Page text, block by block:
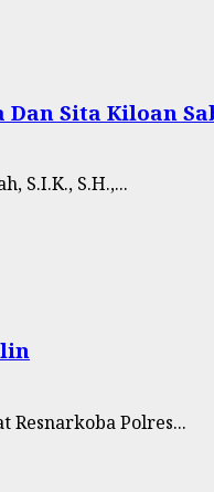
Sita Kiloan
S.I.K., S.H.,...
Polres...